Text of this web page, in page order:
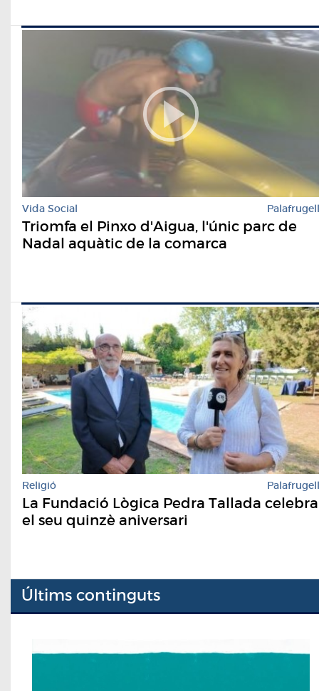
Vida Social Palafrugell
Triomfa el Pinxo d'Aigua, l'únic parc de
Nadal aquàtic de la comarca
Religió Palafrugell
La Fundació Lògica Pedra Tallada celebra
el seu quinzè aniversari
Últims continguts